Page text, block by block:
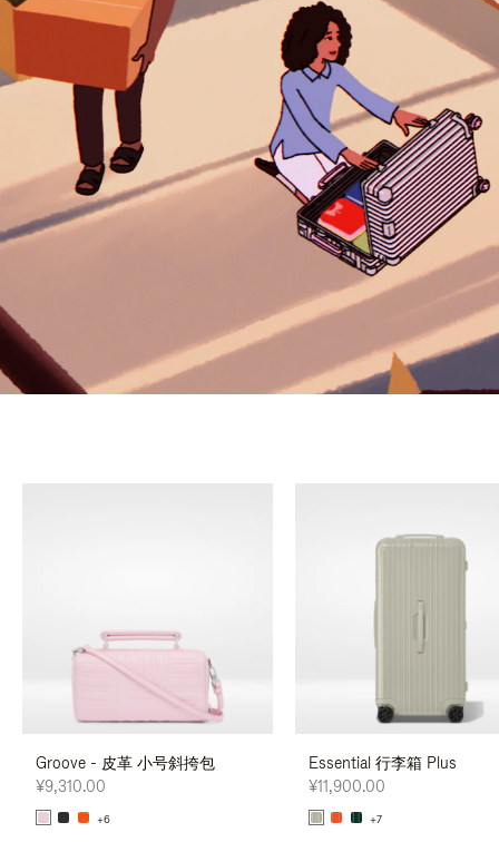
Groove - 皮革 小号斜挎包
¥9,310.00
+6
Essential 行李箱 Plus
¥11,900.00
+7